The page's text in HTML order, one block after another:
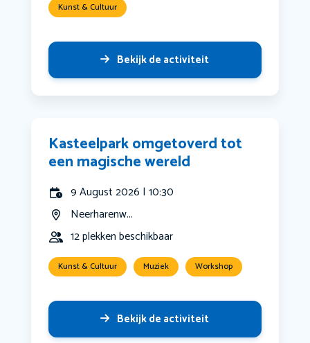
Kunst & Cultuur
Bekijk de activiteit
Kasteelpark omgetoverd tot
een magische wereld
9 August 2026 | 10:30
Neerharenw...
12 plekken beschikbaar
Kunst & Cultuur Muziek Workshop
Bekijk de activiteit